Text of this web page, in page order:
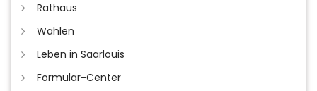
Rathaus
Wahlen
Leben in Saarlouis
Formular-Center